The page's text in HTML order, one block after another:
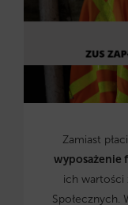
Zamiast
wyposażenie
ich wartości
Społecznych.